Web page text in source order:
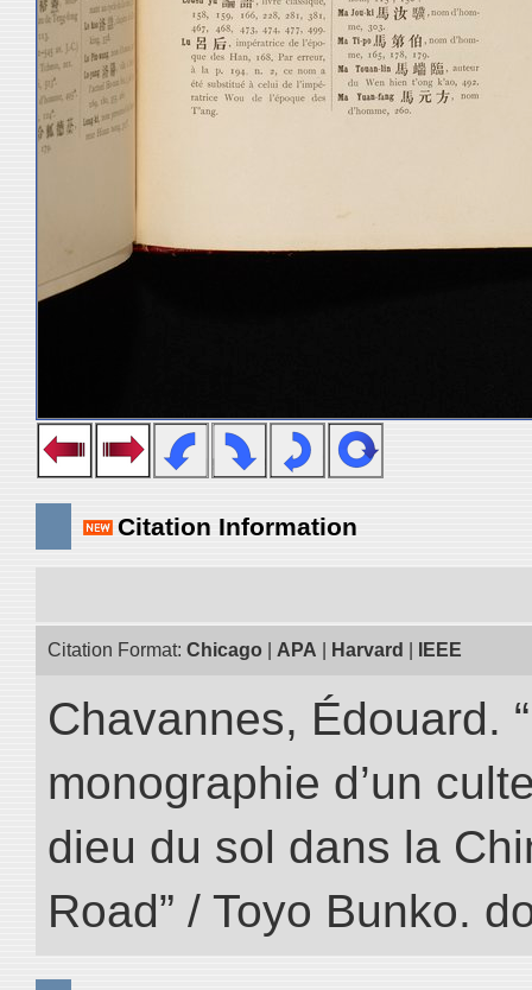
Citation Information
Citation Format: Chicago APA Harvard IEEE
Chavannes, Édouard.
monographie d’un
dieu du sol dans la
Road” / Toyo Bunko.